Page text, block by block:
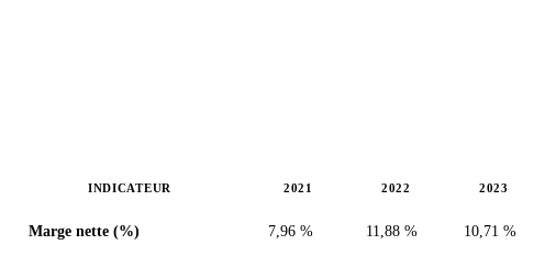
INDICATEUR 2021 2022 2023
Marge nette (%) 7,96 % 11,88 % 10,71 %